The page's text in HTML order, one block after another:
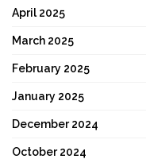
April 2025
March 2025
February 2025
January 2025
December 2024
October 2024